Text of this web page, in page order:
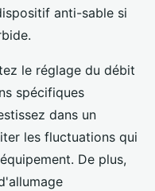
anti-sable si
le réglage du débit
spécifiques
dans un
les fluctuations qui
De plus,